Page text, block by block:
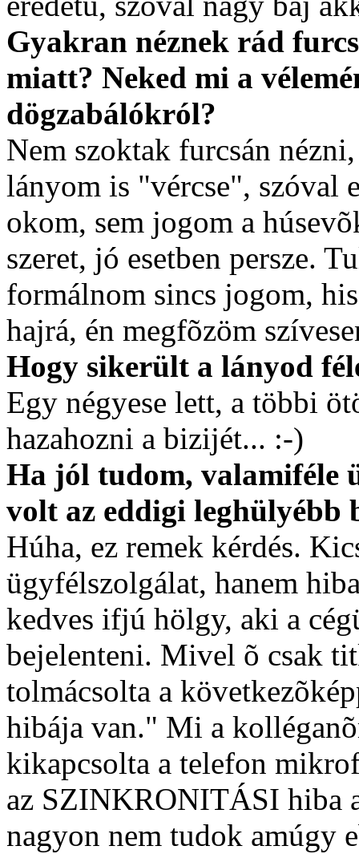
Gyakran néznek rád
miatt? Neked mi a
dögzabálókról?
Nem szoktak furcsán
lányom is "vércse", szóval
okom, sem jogom a
szeret, jó esetben persze.
formálnom sincs jogom,
hajrá, én megfõzöm
Hogy sikerült a lányod
Egy négyese lett, a többi
hazahozni a bizijét... :-)
Ha jól tudom, valamiféle
volt az eddigi leghülyébb
Húha, ez remek kérdés.
ügyfélszolgálat, hanem
kedves ifjú hölgy, aki a
bejelenteni. Mivel õ csak
tolmácsolta a
hibája van." Mi a
kikapcsolta a telefon
az SZINKRONITÁSI hiba
nagyon nem tudok amúgy